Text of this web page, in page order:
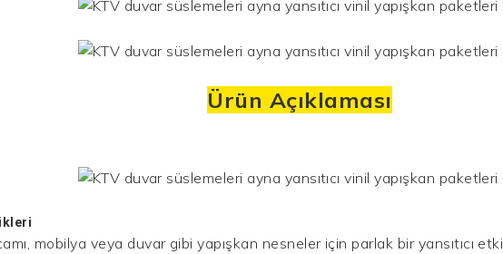
Ürün Açıklaması
mobilya veya duvar gibi yapışkan nesneler için parlak bir yansıtıcı etki